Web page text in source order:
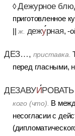
◊Дежурное
приготовленное
||ж. дежурная, -
ДЕЗ…, приставка.
перед гласными,
ДЕЗАВУИРОВАТЬ
кого (что).
В
несогласии с